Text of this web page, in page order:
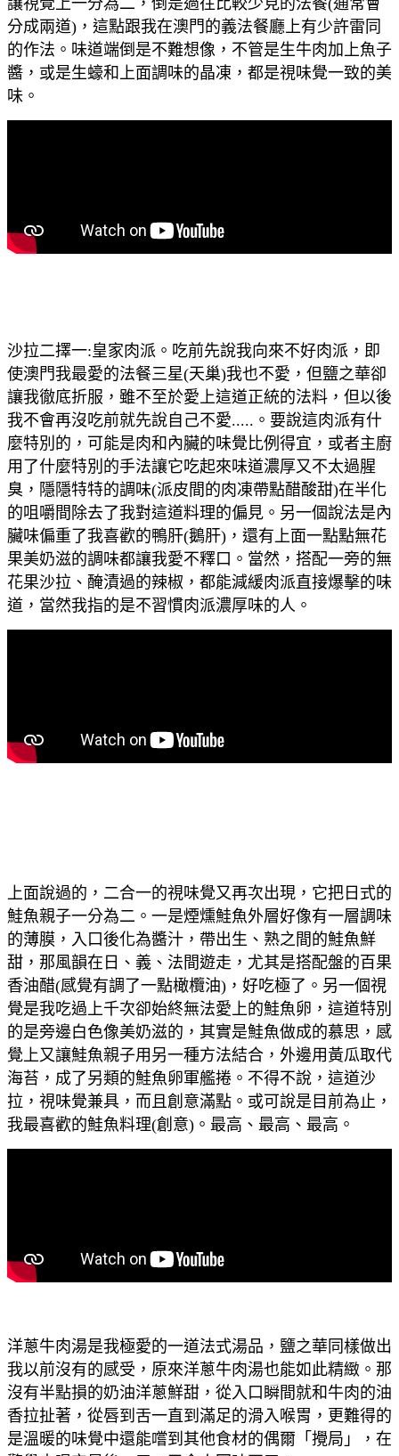
分成兩道)，這點跟我在澳門的義法餐廳上有少許雷同
的作法。味道端倒是不難想像，不管是生牛肉加上魚子
醬，或是生蠔和上面調味的晶凍，都是視味覺一致的美
味。
沙拉二擇一:皇家肉派。吃前先說我向來不好肉派，即
使澳門我最愛的法餐三星(天巢)我也不愛，但鹽之華卻
讓我徹底折服，雖不至於愛上這道正統的法料，但以後
我不會再沒吃前就先說自己不愛.....。要說這肉派有什
麼特別的，可能是肉和內臟的味覺比例得宜，或者主廚
用了什麼特別的手法讓它吃起來味道濃厚又不太過腥
臭，隱隱特特的調味(派皮間的肉凍帶點醋酸甜)在半化
的咀嚼間除去了我對這道料理的偏見。另一個說法是內
臟味偏重了我喜歡的鴨肝(鵝肝)，還有上面一點點無花
果美奶滋的調味都讓我愛不釋口。當然，搭配一旁的無
花果沙拉、醃漬過的辣椒，都能減緩肉派直接爆擊的味
道，當然我指的是不習慣肉派濃厚味的人。
上面說過的，二合一的視味覺又再次出現，它把日式的
鮭魚親子一分為二。一是煙燻鮭魚外層好像有一層調味
的薄膜，入口後化為醬汁，帶出生、熟之間的鮭魚鮮
甜，那風韻在日、義、法間遊走，尤其是搭配盤的百果
香油醋(感覺有調了一點橄欖油)，好吃極了。另一個視
覺是我吃過上千次卻始終無法愛上的鮭魚卵，這道特別
的是旁邊白色像美奶滋的，其實是鮭魚做成的慕思，感
覺上又讓鮭魚親子用另一種方法結合，外邊用黃瓜取代
海苔，成了另類的鮭魚卵軍艦捲。不得不說，這道沙
拉，視味覺兼具，而且創意滿點。或可說是目前為止，
我最喜歡的鮭魚料理(創意)。最高、最高、最高。
洋蔥牛肉湯是我極愛的一道法式湯品，鹽之華同樣做出
我以前沒有的感受，原來洋蔥牛肉湯也能如此精緻。那
沒有半點損的奶油洋蔥鮮甜，從入口瞬間就和牛肉的油
香拉扯著，從唇到舌一直到滿足的滑入喉胃，更難得的
是溫暖的味覺中還能嚐到其他食材的偶爾「攪局」，在